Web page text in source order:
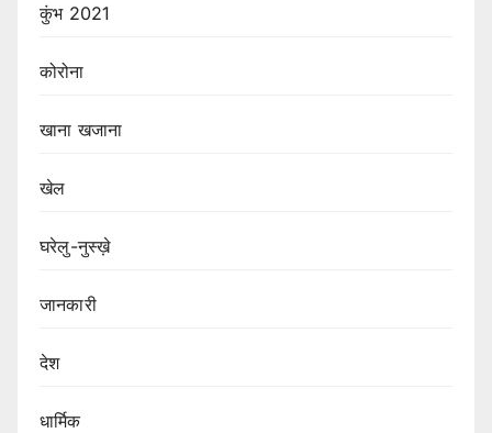
कुंभ 2021
कोरोना
खाना खजाना
खेल
घरेलु-नुस्ख़े
जानकारी
देश
धार्मिक